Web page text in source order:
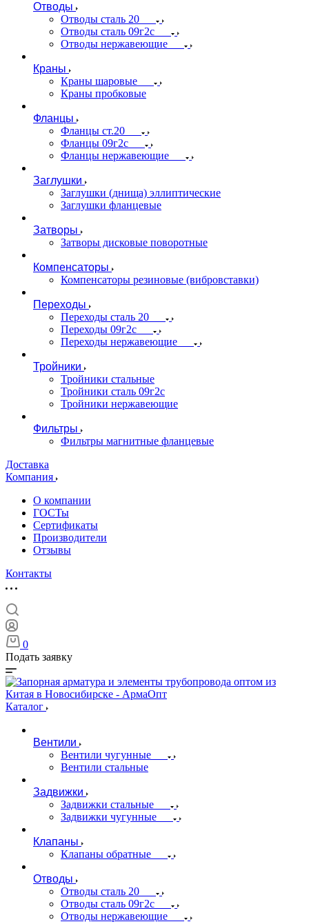
Отводы
Отводы сталь 20
Отводы сталь 09г2с
Отводы нержавеющие
Краны
Краны шаровые
Краны пробковые
Фланцы
Фланцы ст.20
Фланцы 09г2с
Фланцы нержавеющие
Заглушки
Заглушки (днища) эллиптические
Заглушки фланцевые
Затворы
Затворы дисковые поворотные
Компенсаторы
Компенсаторы резиновые (вибровставки)
Переходы
Переходы сталь 20
Переходы 09г2с
Переходы нержавеющие
Тройники
Тройники стальные
Тройники сталь 09г2с
Тройники нержавеющие
Фильтры
Фильтры магнитные фланцевые
Доставка
Компания
О компании
ГОСТы
Сертификаты
Производители
Отзывы
Контакты
0
Подать заявку
Каталог
Вентили
Вентили чугунные
Вентили стальные
Задвижки
Задвижки стальные
Задвижки чугунные
Клапаны
Клапаны обратные
Отводы
Отводы сталь 20
Отводы сталь 09г2с
Отводы нержавеющие